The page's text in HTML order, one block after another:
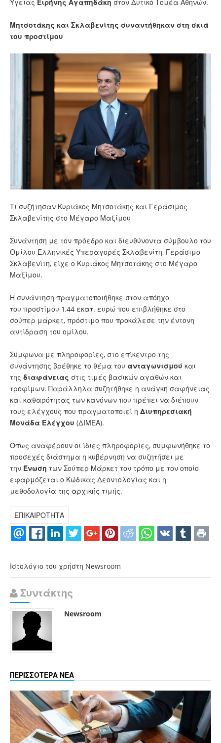
Υγείας Ειρήνης Αγαπηδάκη στον Δυτικό Τομέα Αθηνών.
Μητσοτάκης και Σκλαβενίτης συναντήθηκαν στη σκιά
του προστίμου
Τι συζήτησαν Κυριάκος Μητσοτάκης και Γεράσιμος
Σκλαβενίτης στο Μέγαρο Μαξίμου
Συνάντηση με τον πρόεδρο και διευθύνοντα σύμβουλο του
Ομίλου Ελληνικές Υπεραγορές Σκλαβενίτη, Γεράσιμο
Σκλαβενίτη, είχε ο Κυριάκος Μητσοτάκης στο Μέγαρο
Μαξίμου.
Η συνάντηση πραγματοποιήθηκε στον απόηχο
του προστίμου 1,44 εκατ. ευρώ που επιβλήθηκε στο
σούπερ μάρκετ, πρόστιμο που προκάλεσε την έντονη
αντίδραση του ομίλου.
Σύμφωνα με πληροφορίες, στο επίκεντρο της
συνάντησης βρέθηκε το θέμα του ανταγωνισμού και
της διαφάνειας στις τιμές βασικών αγαθών και
τροφίμων. Παράλληλα συζητήθηκε η ανάγκη σαφήνειας
και καθαρότητας των κανόνων που πρέπει να διέπουν
τους ελέγχους που πραγματοποιεί η Διυπηρεσιακή
Μονάδα Ελέγχου (ΔΙΜΕΑ).
Όπως αναφέρουν οι ίδιες πληροφορίες, συμφωνήθηκε το
προσεχές διάστημα η κυβέρνηση να συζητήσει με
την Ένωση των Σούπερ Μάρκετ τον τρόπο με τον οποίο
εφαρμόζεται ο Κώδικας Δεοντολογίας και η
μεθοδολογία της αρχικής τιμής.
ΕΠΙΚΑΙΡΟΤΗΤΑ
Ιστολόγιο του χρήστη Newsroom
Συντάκτης
Newsroom
ΠΕΡΙΣΣΟΤΕΡΑ ΝΕΑ